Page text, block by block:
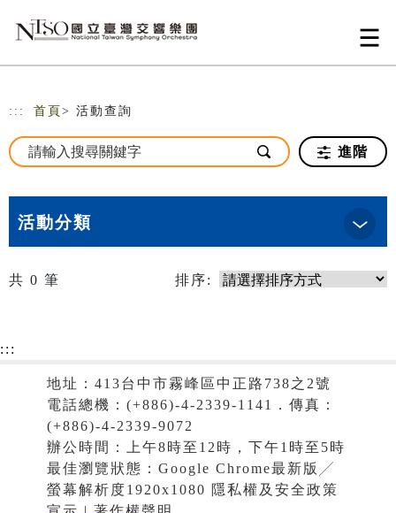
::: 首頁 > 活動查詢
進階
活動分類
共 0 筆 排序:
:::
地址：413台中市霧峰區中正路738之2號
電話總機：(+886)-4-2339-1141．傳真：
(+886)-4-2339-9072
辦公時間：上午8時至12時，下午1時至5時
最佳瀏覽狀態：Google Chrome最新版╱
螢幕解析度1920x1080 隱私權及安全政策